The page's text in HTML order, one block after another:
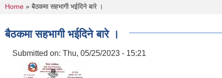
You are here
Home » बैठकमा सहभागी भईदिने बारे ।
बैठकमा सहभागी भईदिने बारे ।
Submitted on: Thu, 05/25/2023 - 15:21